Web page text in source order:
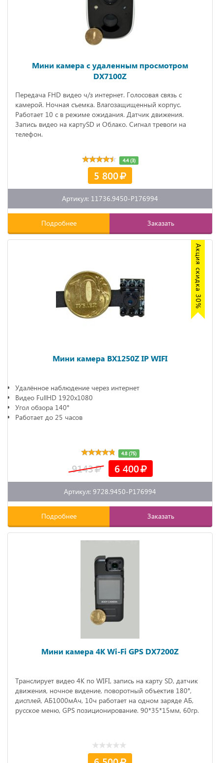
Мини камера с удаленным просмотром
DX7100Z
Передача FHD видео ч/з интернет. Голосовая связь с
камерой. Ночная съемка. Влагозащищенный корпус.
Работает 10 с в режиме ожидания. Датчик движения.
Запись видео на картуSD и Облако. Сигнал тревоги на
телефон.
4.4 (3)
5 800
Артикул: 11736.9450-P176994
Подробнее Заказать
Акция скидка 30%
Мини камера BX1250Z IP WIFI
Удалённое наблюдение через интернет
Видео FullHD 1920х1080
Угол обзора 140°
Работает до 25 часов
4.8 (75)
9143 6 400
Артикул: 9728.9450-P176994
Подробнее Заказать
Мини камера 4K Wi-Fi GPS DX7200Z
Транслирует видео 4К по WIFI, запись на карту SD, датчик
движения, ночное видение, поворотный объектив 180°,
дисплей, АБ1000мАч, 10ч работает на одном заряде АБ,
русское меню, GPS позиционирование. 90*35*15мм, 60гр.